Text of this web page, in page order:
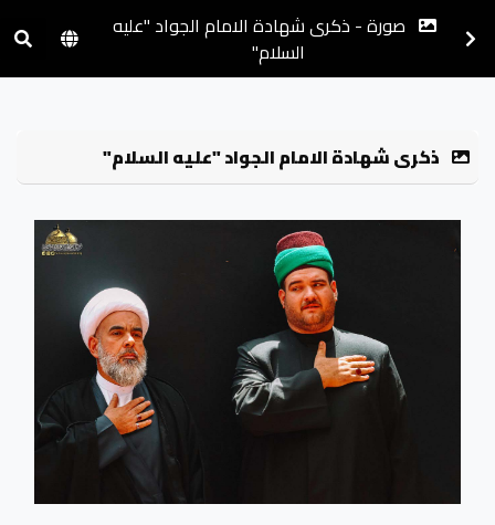
صورة - ذكرى شهادة الامام الجواد "عليه
السلام"
ذكرى شهادة الامام الجواد "عليه السلام"